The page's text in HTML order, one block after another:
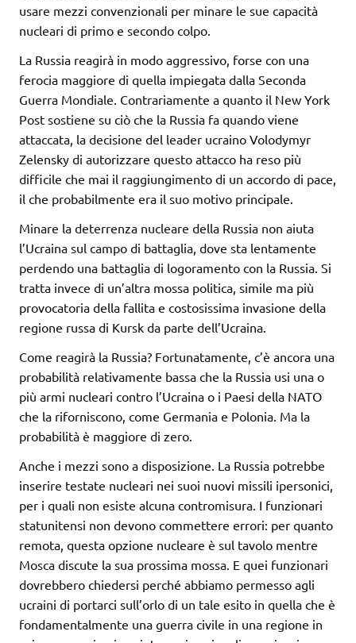
usare mezzi convenzionali per minare le sue capacità
nucleari di primo e secondo colpo.
La Russia reagirà in modo aggressivo, forse con una
ferocia maggiore di quella impiegata dalla Seconda
Guerra Mondiale. Contrariamente a quanto il New York
Post sostiene su ciò che la Russia fa quando viene
attaccata, la decisione del leader ucraino Volodymyr
Zelensky di autorizzare questo attacco ha reso più
difficile che mai il raggiungimento di un accordo di pace,
il che probabilmente era il suo motivo principale.
Minare la deterrenza nucleare della Russia non aiuta
l’Ucraina sul campo di battaglia, dove sta lentamente
perdendo una battaglia di logoramento con la Russia. Si
tratta invece di un’altra mossa politica, simile ma più
provocatoria della fallita e costosissima invasione della
regione russa di Kursk da parte dell’Ucraina.
Come reagirà la Russia? Fortunatamente, c’è ancora una
probabilità relativamente bassa che la Russia usi una o
più armi nucleari contro l’Ucraina o i Paesi della NATO
che la riforniscono, come Germania e Polonia. Ma la
probabilità è maggiore di zero.
Anche i mezzi sono a disposizione. La Russia potrebbe
inserire testate nucleari nei suoi nuovi missili ipersonici,
per i quali non esiste alcuna contromisura. I funzionari
statunitensi non devono commettere errori: per quanto
remota, questa opzione nucleare è sul tavolo mentre
Mosca discute la sua prossima mossa. E quei funzionari
dovrebbero chiedersi perché abbiamo permesso agli
ucraini di portarci sull’orlo di un tale esito in quella che è
fondamentalmente una guerra civile in una regione in